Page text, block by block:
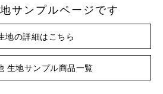
サンプルページです
地の詳細はこちら
生地サンプル商品一覧